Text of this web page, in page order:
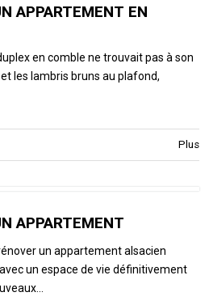
APPARTEMENT EN
en comble ne trouvait pas à son
les lambris bruns au plafond,
Plus
APPARTEMENT
un appartement alsacien
un espace de vie définitivement